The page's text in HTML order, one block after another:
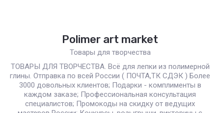
Polimer art market
Товары для творчества
ТОВАРЫ ДЛЯ ТВОРЧЕСТВА. Всё для лепки из полимерной
глины. Отправка по всей России ( ПОЧТА,ТК СДЭК ) Более
3000 довольных клиентов; Подарки - комплименты в
каждом заказе; Профессиональная консультация
специалистов; Промокоды на скидку от ведущих